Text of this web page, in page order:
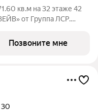
кв.м на 32 этаже 42
от Группа ЛСР.
беговыми и
Позвоните мне
30